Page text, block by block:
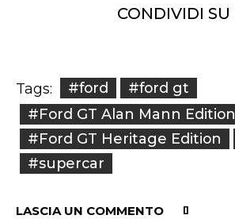
CONDIVIDI SU
Tags: #ford
#ford gt
#Ford GT Alan Mann Edition
#Ford GT Heritage Edition
#supercar
LASCIA UN COMMENTO